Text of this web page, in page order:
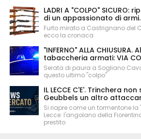
LADRI A "COLPO" SICURO:
di un appassionato di armi.
Furto mirato a Castrignano del
ecco la cronaca
"INFERNO" ALLA
tabaccheria armati: VIA
Serata di paura a Sogliano
questo ultimo "colpo"
IL LECCE C'E'. Trinchera
Geubbels un altro
Si riapre come un tormentone la
Lecce: l'angolano della
prestito